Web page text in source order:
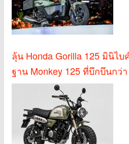
ลุ้น Honda Gorilla 125 มินิไ
ฐาน Monkey 125 ที่บึกบึนกว่า